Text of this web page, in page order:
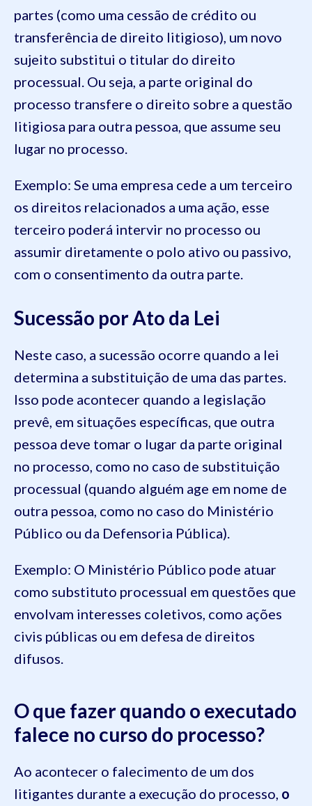
partes (como uma cessão de crédito ou
transferência de direito litigioso), um novo
sujeito substitui o titular do direito
processual. Ou seja, a parte original do
processo transfere o direito sobre a questão
litigiosa para outra pessoa, que assume seu
lugar no processo.
Exemplo: Se uma empresa cede a um terceiro
os direitos relacionados a uma ação, esse
terceiro poderá intervir no processo ou
assumir diretamente o polo ativo ou passivo,
com o consentimento da outra parte.
Sucessão por Ato da Lei
Neste caso, a sucessão ocorre quando a lei
determina a substituição de uma das partes.
Isso pode acontecer quando a legislação
prevê, em situações específicas, que outra
pessoa deve tomar o lugar da parte original
no processo, como no caso de substituição
processual (quando alguém age em nome de
outra pessoa, como no caso do Ministério
Público ou da Defensoria Pública).
Exemplo: O Ministério Público pode atuar
como substituto processual em questões que
envolvam interesses coletivos, como ações
civis públicas ou em defesa de direitos
difusos.
O que fazer quando o executado
falece no curso do processo?
Ao acontecer o falecimento de um dos
litigantes durante a execução do processo, o